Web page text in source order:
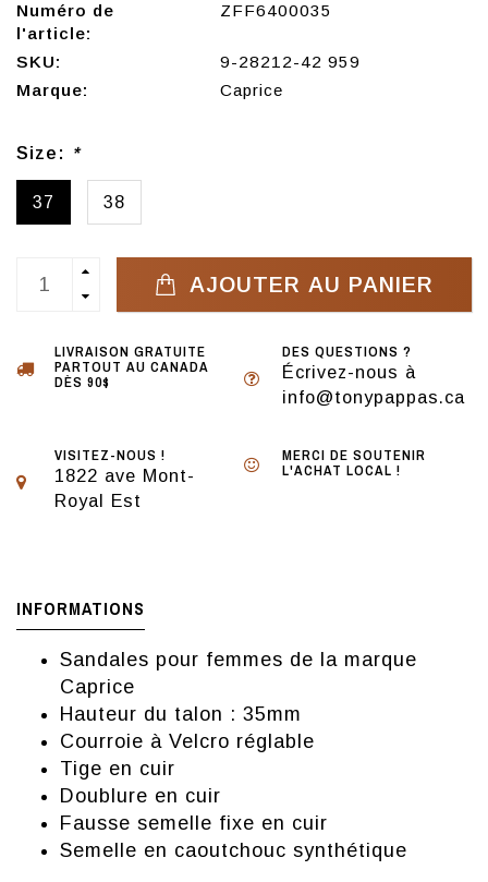
Numéro de
l'article:
ZFF6400035
SKU:
9-28212-42 959
Marque:
Caprice
Size: *
37 38
AJOUTER AU PANIER
LIVRAISON GRATUITE
PARTOUT AU CANADA
DÈS 90$
DES QUESTIONS ?
Écrivez-nous à
info@tonypappas.ca
VISITEZ-NOUS !
1822 ave Mont-
Royal Est
MERCI DE SOUTENIR
L'ACHAT LOCAL !
INFORMATIONS
Sandales pour femmes de la marque
Caprice
Hauteur du talon : 35mm
Courroie à Velcro réglable
Tige en cuir
Doublure en cuir
Fausse semelle fixe en cuir
Semelle en caoutchouc synthétique